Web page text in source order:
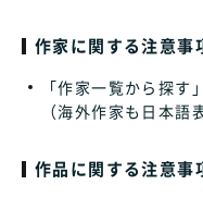
作家に関する注意事
「作家一覧から探
（海外作家も日本語
作品に関する注意事